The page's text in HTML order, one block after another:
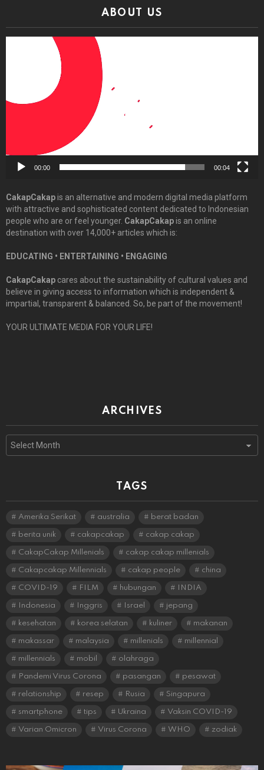
ABOUT US
00:00 00:04
CakapCakapis an alternative and modern digital media platform
with attractive and sophisticated content dedicated to Indonesian
people who are or feel younger. CakapCakapis an online
destination with over 14,000+ articles which is:
EDUCATING • ENTERTAINING • ENGAGING
CakapCakap cares about the sustainability of cultural values and
believe in giving access to information which is independent &
impartial, transparent & balanced. So, be part of the movement!
YOUR ULTIMATE MEDIA FOR YOUR LIFE!
ARCHIVES
TAGS
Amerika Serikat australia berat badan
berita unik cakapcakap cakap cakap
CakapCakap Millenials cakap cakap millenials
Cakapcakap Millennials cakap people china
COVID-19 FILM hubungan INDIA
Indonesia Inggris Israel jepang
kesehatan korea selatan kuliner makanan
makassar malaysia millenials millennial
millennials mobil olahraga
Pandemi Virus Corona pasangan pesawat
relationship resep Rusia Singapura
smartphone tips Ukraina Vaksin COVID-19
Varian Omicron Virus Corona WHO zodiak